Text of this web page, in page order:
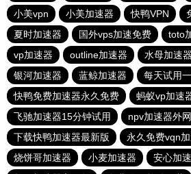
小美vpn
小美加速器 快鸭VPN
夏时加速器
国外vps加速免费 toto
vp加速器
outline加速器 水母加速器
银河加速器
蓝鲸加速器
每天试用
快鸭免费加速器永久免费
蚂蚁vp加速
飞驰加速器15分钟试用
npv加速器外网
下载快鸭加速器最新版
永久免费vqn
烧饼哥加速器
小麦加速器
安心加